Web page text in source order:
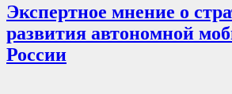
Экспертное мнение о
развития автономной
России